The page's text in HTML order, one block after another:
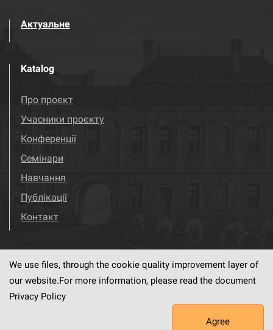
Актуальне
Katalog
Про проєкт
Учасники проєкту
Конференції
Семінари
Навчання
Публікації
Контакт
Visit us! Facebook
software created by
We use files, through the cookie quality improvement layer of
our website.For more information, please read the document
Privacy Policy
Agree